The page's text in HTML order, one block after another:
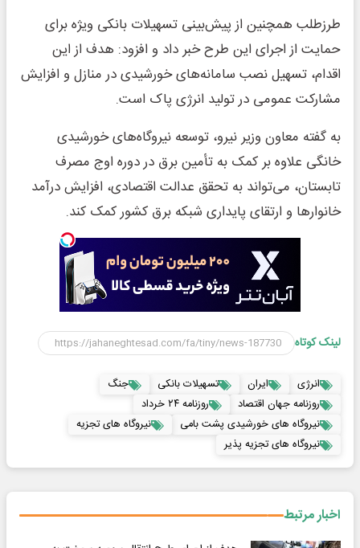
طرزطلب همچنین از پیش‌بینی تسهیلات بانکی ویژه برای
حمایت از اجرای این طرح خبر داد و افزود: هدف از این
اقدام، تسهیل نصب سامانه‌های خورشیدی در منازل و افزایش
مشارکت عمومی در تولید انرژی پاک است.
به گفته معاون وزیر نیرو، توسعه نیروگاه‌های خورشیدی
خانگی علاوه بر کمک به تأمین برق در دوره اوج مصرف
تابستان، می‌تواند به تحقق عدالت اقتصادی، افزایش درآمد
خانوارها و ارتقای پایداری شبکه برق کشور کمک کند.
لینک کوتاه
انرژی ایران تسهیلات بانکی
جنگ
روزنامه جهان اقتصاد
روزنامه ۲۴ خرداد
نیروگاه های خورشیدی پشت بامی
نیروگاه های تجزیه
نیروگاه های تجزیه پذیر
اخبار مرتبط